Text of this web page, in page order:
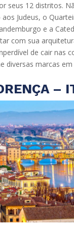
seus 12 distritos.
Judeus, o
e a
com sua
de cair nas
diversas marcas
–